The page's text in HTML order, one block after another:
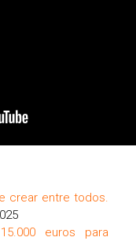
crear entre todos.
euros para